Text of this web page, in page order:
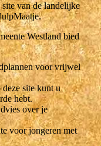
landelijke
bied
voor vrijwel
kunt u
hebt.
je
met